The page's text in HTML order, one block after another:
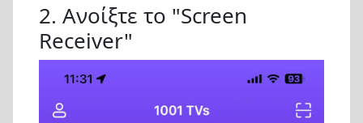
2. Ανοίξτε το "Screen
Receiver"